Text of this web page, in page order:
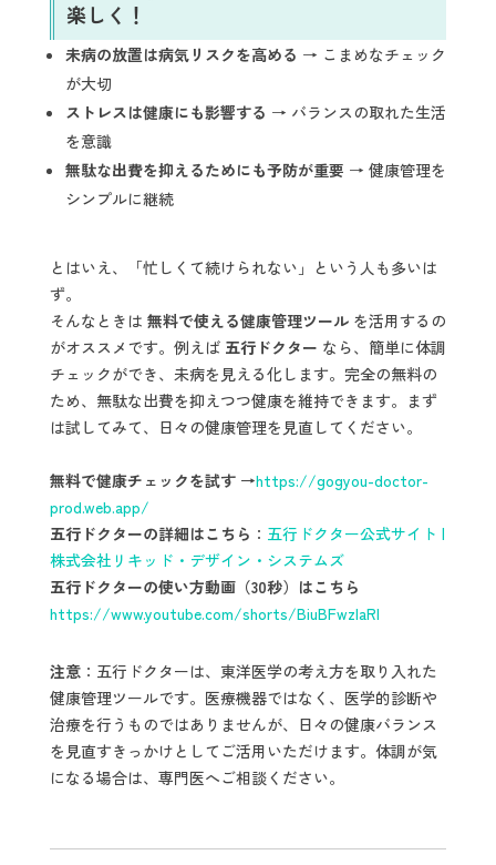
楽しく！
未病の放置は病気リスクを高める → こまめなチェック
が大切
ストレスは健康にも影響する → バランスの取れた生活
を意識
無駄な出費を抑えるためにも予防が重要 → 健康管理を
シンプルに継続
とはいえ、「忙しくて続けられない」という人も多いは
ず。
そんなときは 無料で使える健康管理ツールを活用するの
がオススメです。例えば 五行ドクター なら、簡単に体調
チェックができ、未病を見える化します。完全の無料の
ため、無駄な出費を抑えつつ健康を維持できます。まず
は試してみて、日々の健康管理を見直してください。
無料で健康チェックを試す →https://gogyou-doctor-
prod.web.app/
五行ドクターの詳細はこちら ： 五行ドクター公式サイト |
株式会社リキッド・デザイン・システムズ
五行ドクターの使い方動画（30秒）はこちら
https://www.youtube.com/shorts/BiuBFwzIaRI
注意：五行ドクターは、東洋医学の考え方を取り入れた
健康管理ツールです。医療機器ではなく、医学的診断や
治療を行うものではありませんが、日々の健康バランス
を見直すきっかけとしてご活用いただけます。体調が気
になる場合は、専門医へご相談ください。